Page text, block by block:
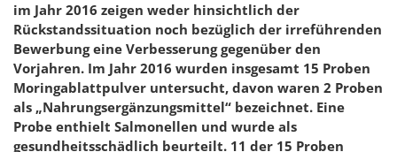
im Jahr 2016 zeigen weder hinsichtlich der
Rückstandssituation noch bezüglich der irreführenden
Bewerbung eine Verbesserung gegenüber den
Vorjahren. Im Jahr 2016 wurden insgesamt 15 Proben
Moringablattpulver untersucht, davon waren 2 Proben
als „Nahrungsergänzungsmittel“ bezeichnet. Eine
Probe enthielt Salmonellen und wurde als
gesundheitsschädlich beurteilt. 11 der 15 Proben